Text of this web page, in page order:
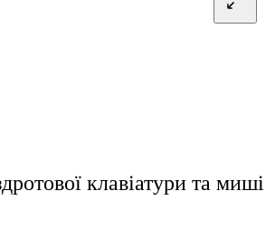
клавіатури та миші